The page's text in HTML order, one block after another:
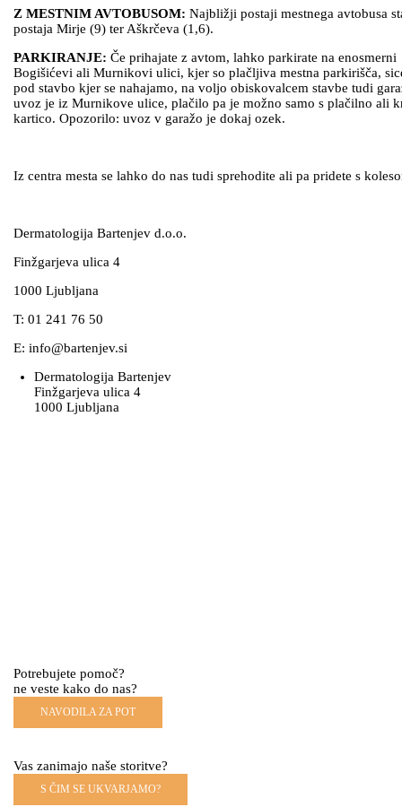
Z MESTNIM AVTOBUSOM: Najbližji postaji mestnega avtobusa
postaja Mirje (9) ter Aškrčeva (1,6).
PARKIRANJE: Če prihajate z avtom, lahko parkirate na enosmerni
Bogišićevi ali Murnikovi ulici, kjer so plačljiva mestna parkirišča,
pod stavbo kjer se nahajamo, na voljo obiskovalcem stavbe tudi
uvoz je iz Murnikove ulice, plačilo pa je možno samo s plačilno ali
kartico. Opozorilo: uvoz v garažo je dokaj ozek.
Iz centra mesta se lahko do nas tudi sprehodite ali pa pridete s
Dermatologija Bartenjev d.o.o.
Finžgarjeva ulica 4
1000 Ljubljana
T: 01 241 76 50
E: info@bartenjev.si
Dermatologija Bartenjev
Finžgarjeva ulica 4
1000 Ljubljana
Potrebujete pomoč?
ne veste kako do nas?
NAVODILA ZA POT
Vas zanimajo naše storitve?
S ČIM SE UKVARJAMO?